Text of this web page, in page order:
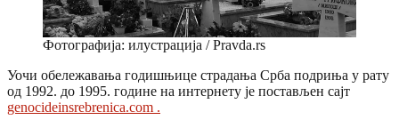
Фотографија: илустрација / Pravda.rs
Уочи обележавања годишњице страдања Срба подриња у рату
од 1992. до 1995. године на интернету је постављен сајт
genocideinsrebrenica.com .